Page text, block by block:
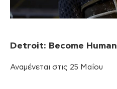
Detroit: Become Human
Αναμένεται στις 25 Μαΐου